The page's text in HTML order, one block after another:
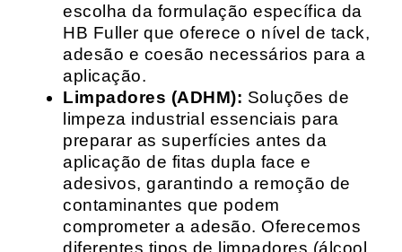
escolha da formulação específica da
HB Fuller que oferece o nível de tack,
adesão e coesão necessários para a
aplicação.
Limpadores (ADHM): Soluções de
limpeza industrial essenciais para
preparar as superfícies antes da
aplicação de fitas dupla face e
adesivos, garantindo a remoção de
contaminantes que podem
comprometer a adesão. Oferecemos
diferentes tipos de limpadores (álcool